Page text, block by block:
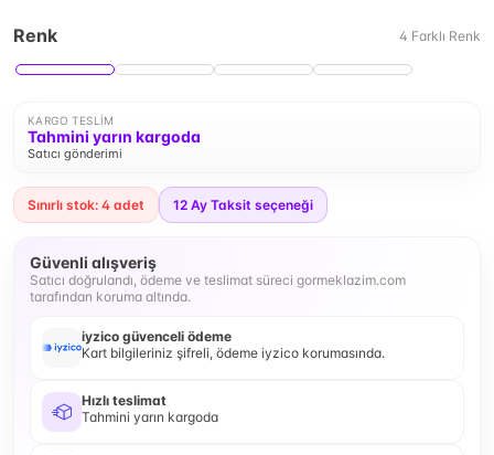
Renk 4 Farklı Renk
KARGO TESLIM
Tahmini yarın kargoda
Satıcı gönderimi
Sınırlı stok: 4 adet 12 Ay Taksit seçeneği
Güvenli alışveriş
Satıcı doğrulandı, ödeme ve teslimat süreci gormeklazim.com
tarafından koruma altında.
iyzico güvenceli ödeme
Kart bilgileriniz şifreli, ödeme iyzico korumasında.
Hızlı teslimat
Tahmini yarın kargoda